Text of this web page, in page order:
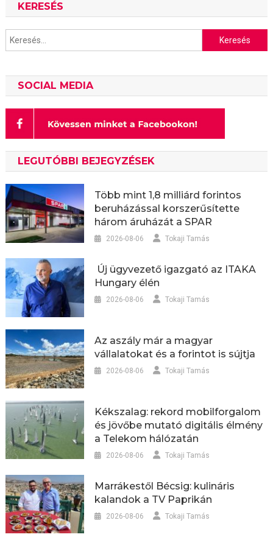
KERESÉS
Keresés:
SOCIAL MEDIA
LEGUTÓBBI BEJEGYZÉSEK
Több mint 1,8 milliárd forintos
beruházással korszerűsítette
három áruházát a SPAR
2026-08-06 Tokaji Tamás
Új ügyvezető igazgató az ITAKA
Hungary élén
2026-08-06 Tokaji Tamás
Az aszály már a magyar
vállalatokat és a forintot is sújtja
2026-08-06 Tokaji Tamás
Kékszalag: rekord mobilforgalom
és jövőbe mutató digitális élmény
a Telekom hálózatán
2026-08-06 Tokaji Tamás
Marrákestől Bécsig: kulináris
kalandok a TV Paprikán
2026-08-06 Tokaji Tamás